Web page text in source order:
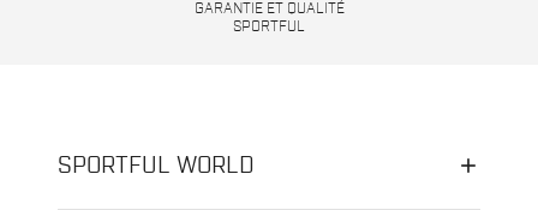
GARANTIE ET QUALITÉ
SPORTFUL
SPORTFUL WORLD